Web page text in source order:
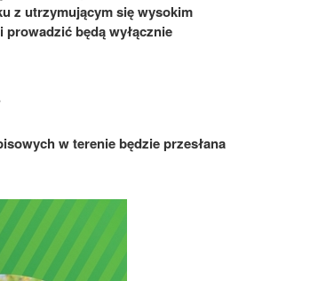
z utrzymującym się wysokim
będą wyłącznie
w terenie będzie przesłana